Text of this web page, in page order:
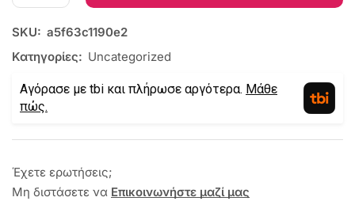
SKU: a5f63c1190e2
Κατηγορίες: Uncategorized
Αγόρασε με tbi και πλήρωσε αργότερα. Μάθε
πώς.
Έχετε ερωτήσεις;
Μη διστάσετε να Επικοινωνήστε μαζί μας